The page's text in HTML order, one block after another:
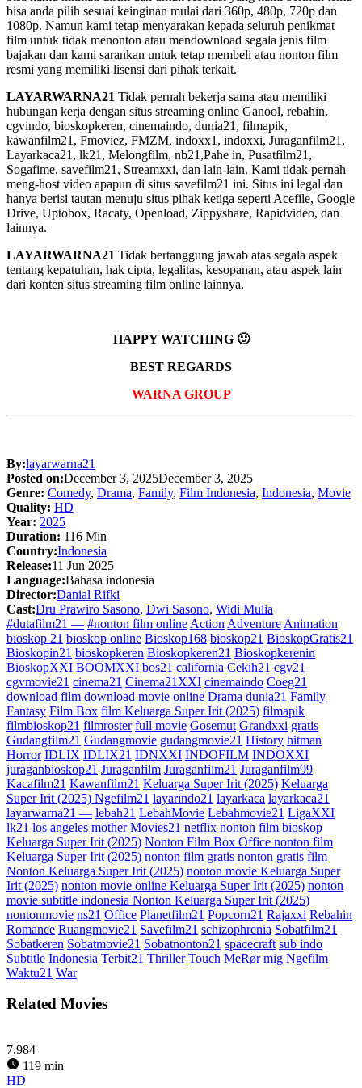
bisa anda pilih sesuai keinginan mulai dari 360p, 480p, 720p dan
1080p. Namun kami tetap menyarakan kepada seluruh penikmat
film untuk tidak menonton atau mendownload segala jenis film
bajakan dan kami sarankan untuk tetap membeli atau nonton film
resmi yang memiliki lisensi dari pihak terkait.
LAYARWARNA21 Tidak pernah bekerja sama atau memiliki
hubungan kerja dengan situs streaming online Ganool, rebahin,
cgvindo, bioskopkeren, cinemaindo, dunia21, filmapik,
kawanfilm21, Fmoviez, FMZM, indoxx1, indoxxi, Juraganfilm21,
Layarkaca21, lk21, Melongfilm, nb21,Pahe in, Pusatfilm21,
Sogafime, savefilm21, Streamxxi, dan lain-lain. Kami tidak pernah
meng-host video apapun di situs savefilm21 ini. Situs ini legal dan
hanya berisi tautan menuju situs pihak ketiga seperti Acefile, Google
Drive, Uptobox, Racaty, Openload, Zippyshare, Rapidvideo, dan
lainnya.
LAYARWARNA21 Tidak bertanggung jawab atas segala aspek
tentang kepatuhan, hak cipta, legalitas, kesopanan, atau aspek lain
dari konten situs streaming film online lainnya.
HAPPY WATCHING 🙂
BEST REGARDS
WARNA GROUP
By:layarwarna21
Posted on:December 3, 2025December 3, 2025
Genre: Comedy, Drama, Family, Film Indonesia, Indonesia, Movie
Quality: HD
Year: 2025
Duration: 116 Min
Country:Indonesia
Release:11 Jun 2025
Language:Bahasa indonesia
Director:Danial Rifki
Cast:Dru Prawiro Sasono, Dwi Sasono, Widi Mulia
#dutafilm21 — #nonton film online Action Adventure Animation
bioskop 21 bioskop online Bioskop168 bioskop21 BioskopGratis21
Bioskopin21 bioskopkeren Bioskopkeren21 Bioskopkerenin
BioskopXXI BOOMXXI bos21 california Cekih21 cgv21
cgvmovie21 cinema21 Cinema21XXI cinemaindo Coeg21
download film download movie online Drama dunia21 Family
Fantasy Film Box film Keluarga Super Irit (2025) filmapik
filmbioskop21 filmroster full movie Gosemut Grandxxi gratis
Gudangfilm21 Gudangmovie gudangmovie21 History hitman
Horror IDLIX IDLIX21 IDNXXI INDOFILM INDOXXI
juraganbioskop21 Juraganfilm Juraganfilm21 Juraganfilm99
Kacafilm21 Kawanfilm21 Keluarga Super Irit (2025) Keluarga
Super Irit (2025) Ngefilm21 layarindo21 layarkaca layarkaca21
layarwarna21 — lebah21 LebahMovie Lebahmovie21 LigaXXI
lk21 los angeles mother Movies21 netflix nonton film bioskop
Keluarga Super Irit (2025) Nonton Film Box Office nonton film
Keluarga Super Irit (2025) nonton film gratis nonton gratis film
Nonton Keluarga Super Irit (2025) nonton movie Keluarga Super
Irit (2025) nonton movie online Keluarga Super Irit (2025) nonton
movie subtitle indonesia Nonton Keluarga Super Irit (2025)
nontonmovie ns21 Office Planetfilm21 Popcorn21 Rajaxxi Rebahin
Romance Ruangmovie21 Savefilm21 schizophrenia Sobatfilm21
Sobatkeren Sobatmovie21 Sobatnonton21 spacecraft sub indo
Subtitle Indonesia Terbit21 Thriller Touch MeRør mig Ngefilm
Waktu21 War
Related Movies
7.984
119 min
HD